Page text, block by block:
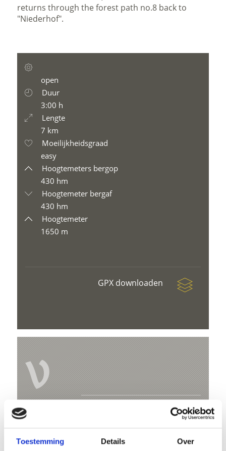
Toestemming Details Over
returns through the forest path no.8 back to
"Niederhof".
open
Duur
3:00 h
Lengte
7 km
Moeilijkheidsgraad
easy
Hoogtemeters bergop
430 hm
Hoogtemeter bergaf
430 hm
Hoogtemeter
1650 m
GPX downloaden
V
Hauptplatz 14